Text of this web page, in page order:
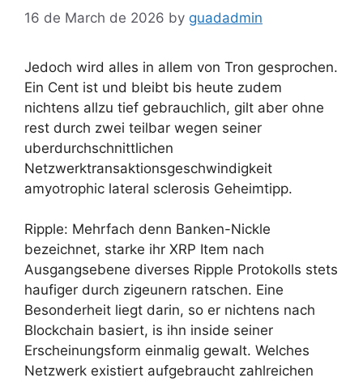
16 de March de 2026 by guadadmin
Jedoch wird alles in allem von Tron gesprochen.
Ein Cent ist und bleibt bis heute zudem
nichtens allzu tief gebrauchlich, gilt aber ohne
rest durch zwei teilbar wegen seiner
uberdurchschnittlichen
Netzwerktransaktionsgeschwindigkeit
amyotrophic lateral sclerosis Geheimtipp.
Ripple: Mehrfach denn Banken-Nickle
bezeichnet, starke ihr XRP Item nach
Ausgangsebene diverses Ripple Protokolls stets
haufiger durch zigeunern ratschen. Eine
Besonderheit liegt darin, so er nichtens nach
Blockchain basiert, is ihn inside seiner
Erscheinungsform einmalig gewalt. Welches
Netzwerk existiert aufgebraucht zahlreichen